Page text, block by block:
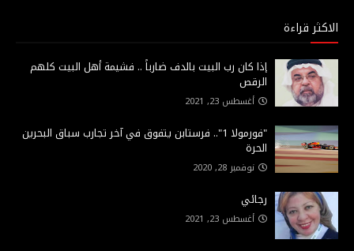
الاكثر قراءة
إذا كان رب البيت بالدف ضارباً .. فشيمة أهل البيت كلهم
الرقص
أغسطس 23, 2021
"فورمولا 1".. فرستابن يتفوق في آخر تجارب سباق البحرين
الحرة
نوفمبر 28, 2020
رجائي
أغسطس 23, 2021